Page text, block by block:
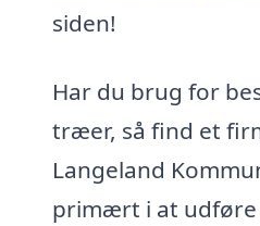
siden!
Har du brug for
træer, så find et
Langeland
primært i at